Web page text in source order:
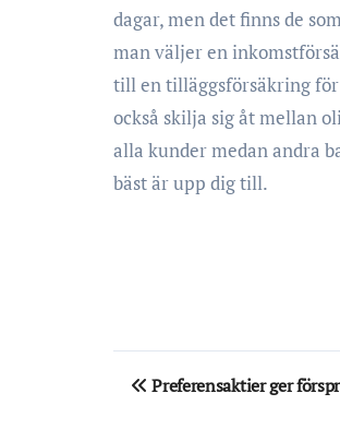
dagar, men det finns de
man väljer en
till en tilläggsförsäkring
också skilja sig åt mellan
alla kunder medan andra
bäst är upp dig till.
Preferensaktier ger